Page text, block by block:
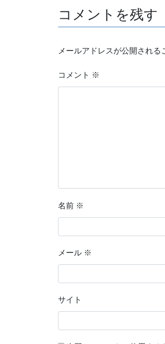
コメントを残す
メールアドレスが公開される
コメント ※
名前 ※
メール ※
サイト